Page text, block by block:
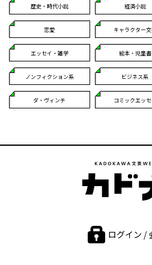
歴史・時代小説 経済小説
恋愛 キャラクター
エッセイ・雑学 絵本・児童書
ノンフィクション系 ビジネス系
ダ・ヴィンチ コミックエッ
ログイン /